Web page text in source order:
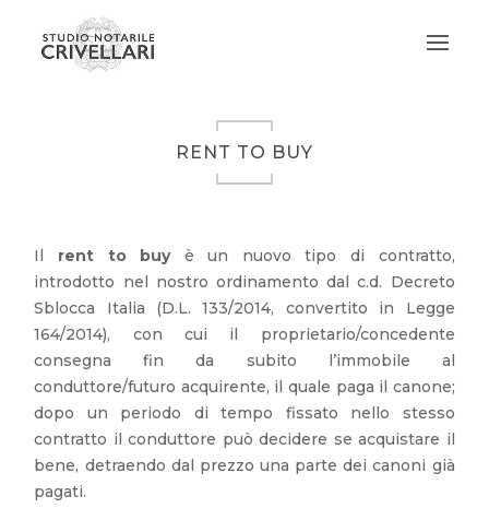
RENT TO BUY
Il rent to buyè un nuovo tipo di contratto,
introdotto nel nostro ordinamento dal c.d. Decreto
Sblocca Italia (D.L. 133/2014, convertito in Legge
164/2014), con cui il proprietario/concedente
consegna fin da subito l’immobile al
conduttore/futuro acquirente, il quale paga il canone;
dopo un periodo di tempo fissato nello stesso
contratto il conduttore può decidere se acquistare il
bene, detraendo dal prezzo una parte dei canoni già
pagati.